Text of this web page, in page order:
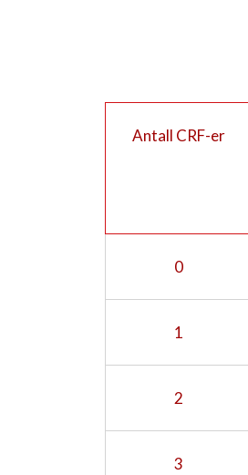
Antall CRF-er
0
1
2
3